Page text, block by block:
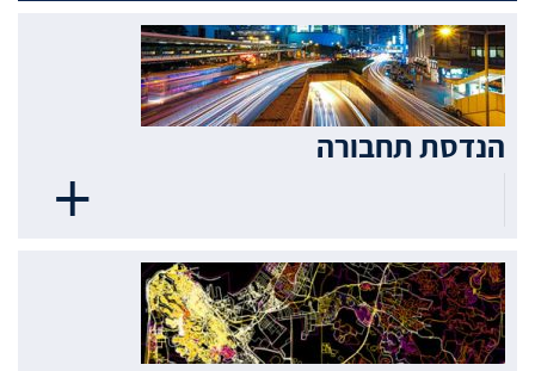
הנדסת תחבורה